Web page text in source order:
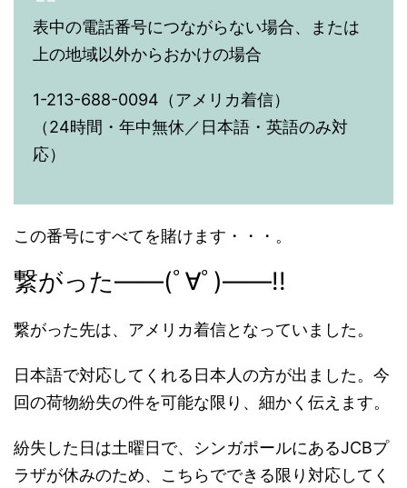
表中の電話番号につながらない場合、または
上の地域以外からおかけの場合
1-213-688-0094（アメリカ着信）
（24時間・年中無休／日本語・英語のみ対
応）
この番号にすべてを賭けます・・・。
繋がった――(ﾟ∀ﾟ)――!!
繋がった先は、アメリカ着信となっていました。
日本語で対応してくれる日本人の方が出ました。今
回の荷物紛失の件を可能な限り、細かく伝えます。
紛失した日は土曜日で、シンガポールにあるJCBプ
ラザが休みのため、こちらでできる限り対応してく